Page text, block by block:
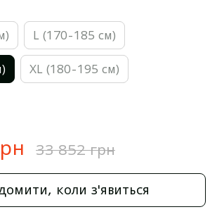
L (170-185 см)
XL (180-195 см)
33 852 грн
коли з'явиться